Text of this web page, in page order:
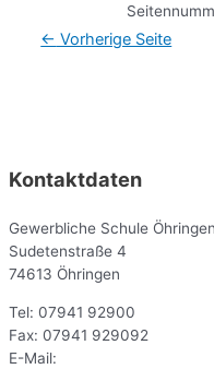
← Vorherige Seite
Kontaktdaten
Gewerbliche Schule Öhringen
Sudetenstraße 4
74613 Öhringen
Tel: 07941 92900
Fax: 07941 929092
E-Mail: